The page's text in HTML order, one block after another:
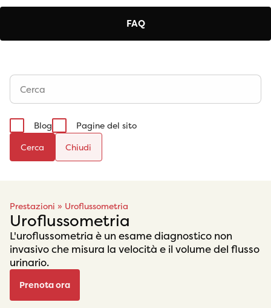
FAQ
Blog
Pagine del sito
Cerca
Prestazioni » Uroflussometria
Uroflussometria
L'uroflussometria è un esame diagnostico non
invasivo che misura la velocità e il volume del flusso
urinario.
Prenota ora